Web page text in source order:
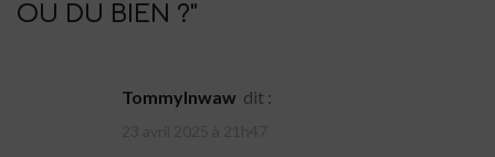
OU DU BIEN ?"
TommyInwaw dit :